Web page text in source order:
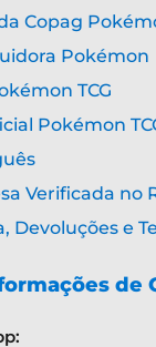
Copag
Pokémon
TCG
Pokémon
Verificada no
Devoluções e
de